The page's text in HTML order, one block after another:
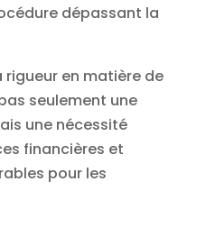
dépassant la
en matière de
seulement une
une nécessité
financières et
pour les